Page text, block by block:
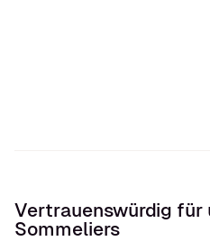
Vertrauenswürdig für
Sommeliers